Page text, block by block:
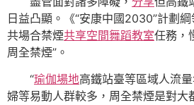
日益凸顯。《“安康中國2030”計劃
共場合禁煙共享空間舞蹈教室任務，
周全禁煙”。
“瑜伽場地高鐵站臺等區域人流
婦等易動人群較多，周全禁煙是對大